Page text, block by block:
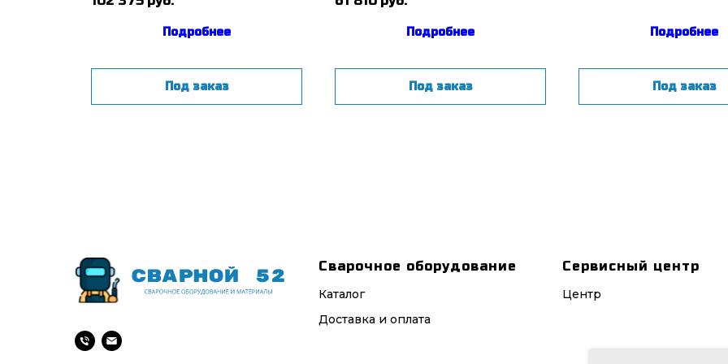
Подробнее
Под заказ
Подробнее
Под заказ
Подробнее
Под заказ
Сварочное оборудование
Каталог
Доставка и оплата
Сервисный центр
Центр